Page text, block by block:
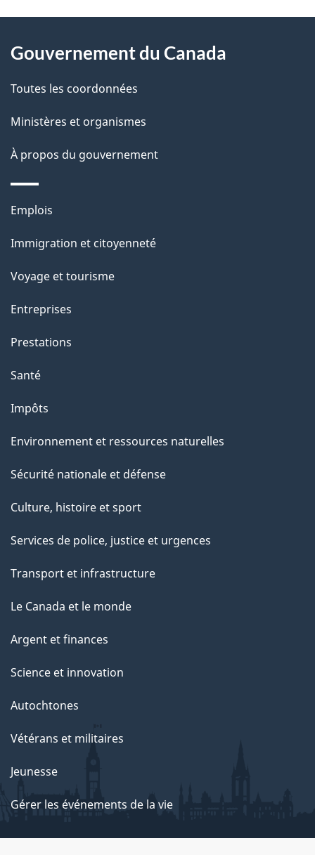
D
t
a
l
s
l
a
a
g
"
propos
ce
site
Gouvernement du Canada
Toutes les coordonnées
Ministères et organismes
À propos du gouvernement
Thèmes
sujets
Emplois
Immigration et citoyenneté
Voyage et tourisme
Entreprises
Prestations
Santé
Impôts
Environnement et ressources naturelles
Sécurité nationale et défense
Culture, histoire et sport
Services de police, justice et urgences
Transport et infrastructure
Le Canada et le monde
Argent et finances
Science et innovation
Autochtones
Vétérans et militaires
Jeunesse
Gérer les événements de la vie